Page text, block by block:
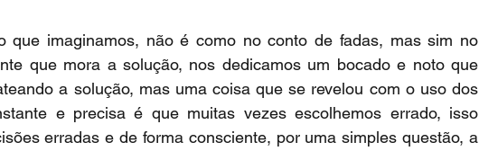
que imaginamos, não é como no conto de fadas, mas sim no
que mora a solução, nos dedicamos um bocado e noto que
a solução, mas uma coisa que se revelou com o uso dos
e precisa é que muitas vezes escolhemos errado, isso
erradas e de forma consciente, por uma simples questão, a